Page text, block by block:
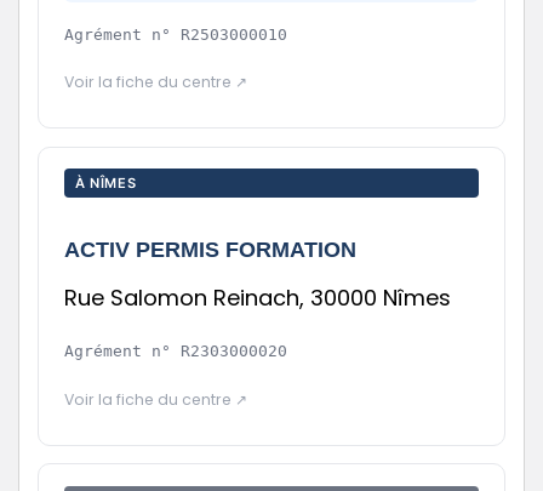
Agrément n° R2503000010
Voir la fiche du centre ↗
À NÎMES
ACTIV PERMIS FORMATION
Rue Salomon Reinach, 30000 Nîmes
Agrément n° R2303000020
Voir la fiche du centre ↗